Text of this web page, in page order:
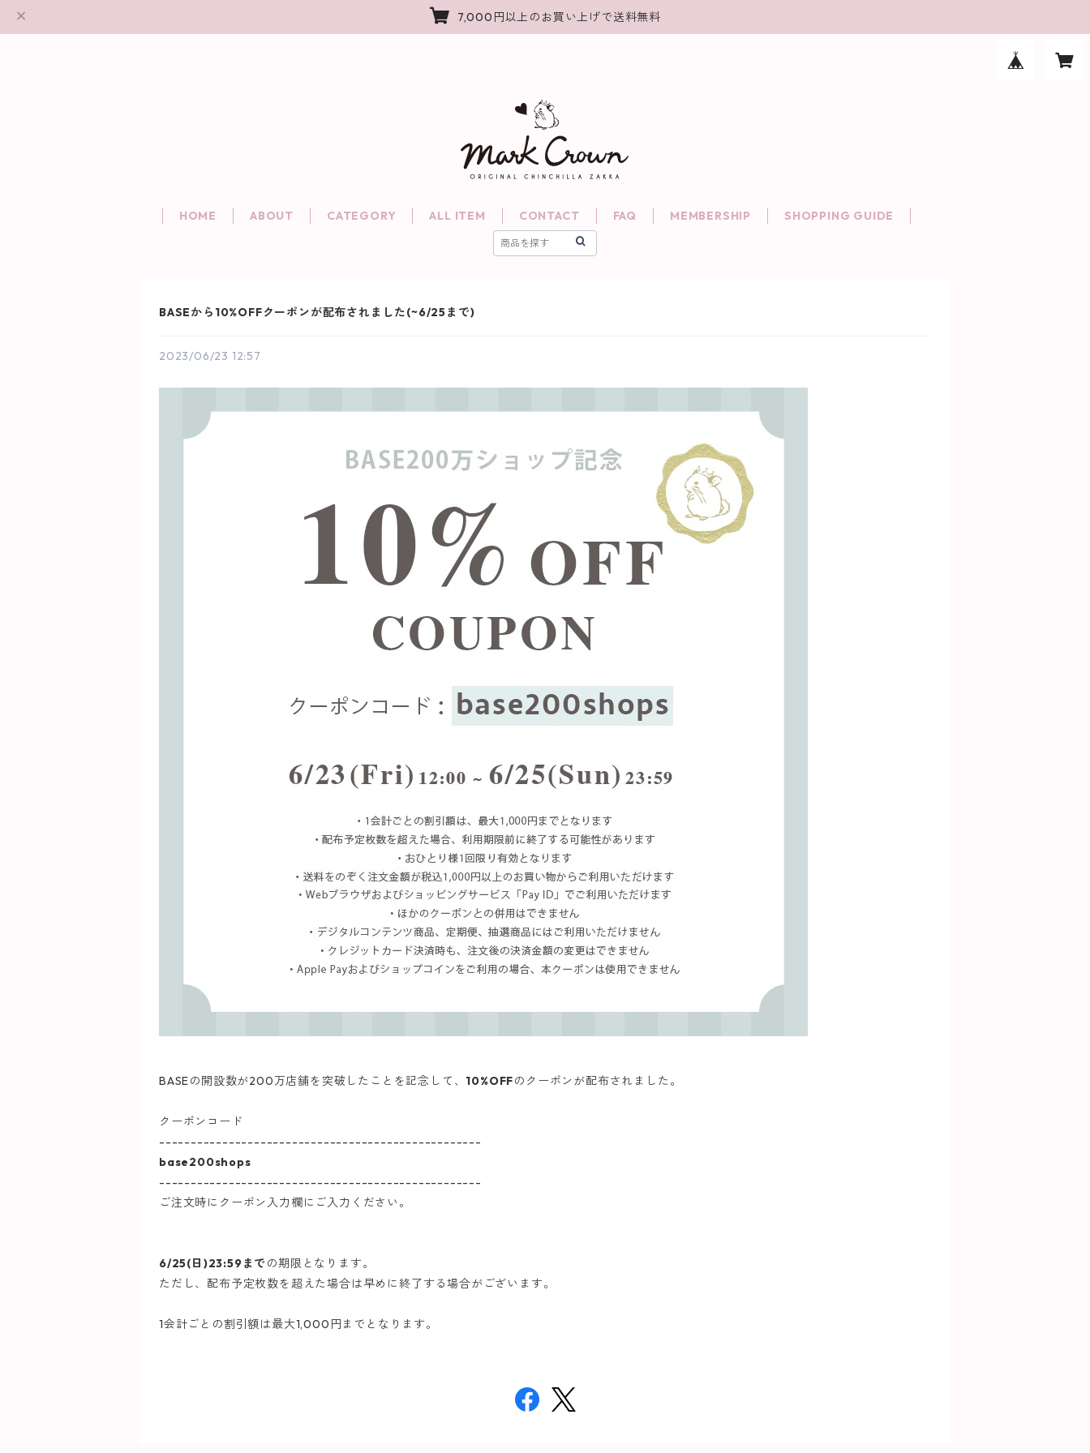
7,000円以上のお買い上げで送料無料
HOME ABOUT CATEGORY ALL ITEM CONTACT FAQ MEMBERSHIP SHOPPING GUIDE
BASEから10%OFFクーポンが配布されました(~6/25まで)
2023/06/23 12:57
BASEの開設数が200万店舗を突破したことを記念して、 10%OFFのクーポンが配布されました。
クーポンコード
---------------------------------------------------
base200shops
---------------------------------------------------
ご注文時にクーポン入力欄にご入力ください。
6/25(日)23:59までの期限となります。
ただし、配布予定枚数を超えた場合は早めに終了する場合がございます。
1会計ごとの割引額は最大1,000円までとなります。